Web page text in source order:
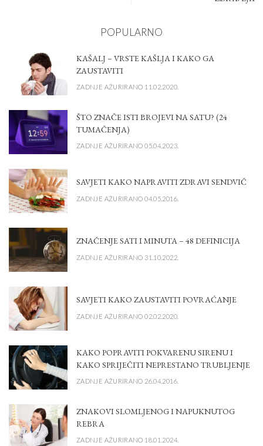
POPULARNO
KAŠALJ – VRSTE KAŠLJA I KAKO GA
ZAUSTAVITI
ZADNJE AŽURIRANO 11.02.2020.
ŠTO ZNAČE ISTI BROJEVI NA SATU? (24
TUMAČENJA)
ZADNJE AŽURIRANO 05.04.2023.
SAVJETI KAKO NAPRAVITI ZDRAVI SENDVIČ
ZADNJE AŽURIRANO 04.05.2016.
ZNAČENJE SATI I MINUTA – 48 DEFINICIJA
ZADNJE AŽURIRANO 31.10.2022.
SAVJETI KAKO ZAUSTAVITI POVRAĆANJE
ZADNJE AŽURIRANO 02.02.2020.
KAKO POPRAVITI POKVARENU SIRENU I
KAKO SPRIJEČITI NEPRESTANO TRUBLJENJE
ZADNJE AŽURIRANO 26.04.2016.
ZNAKOVI SLOMLJENOG I NAPUKNUTOG
REBRA
ZADNJE AŽURIRANO 18.01.2024.